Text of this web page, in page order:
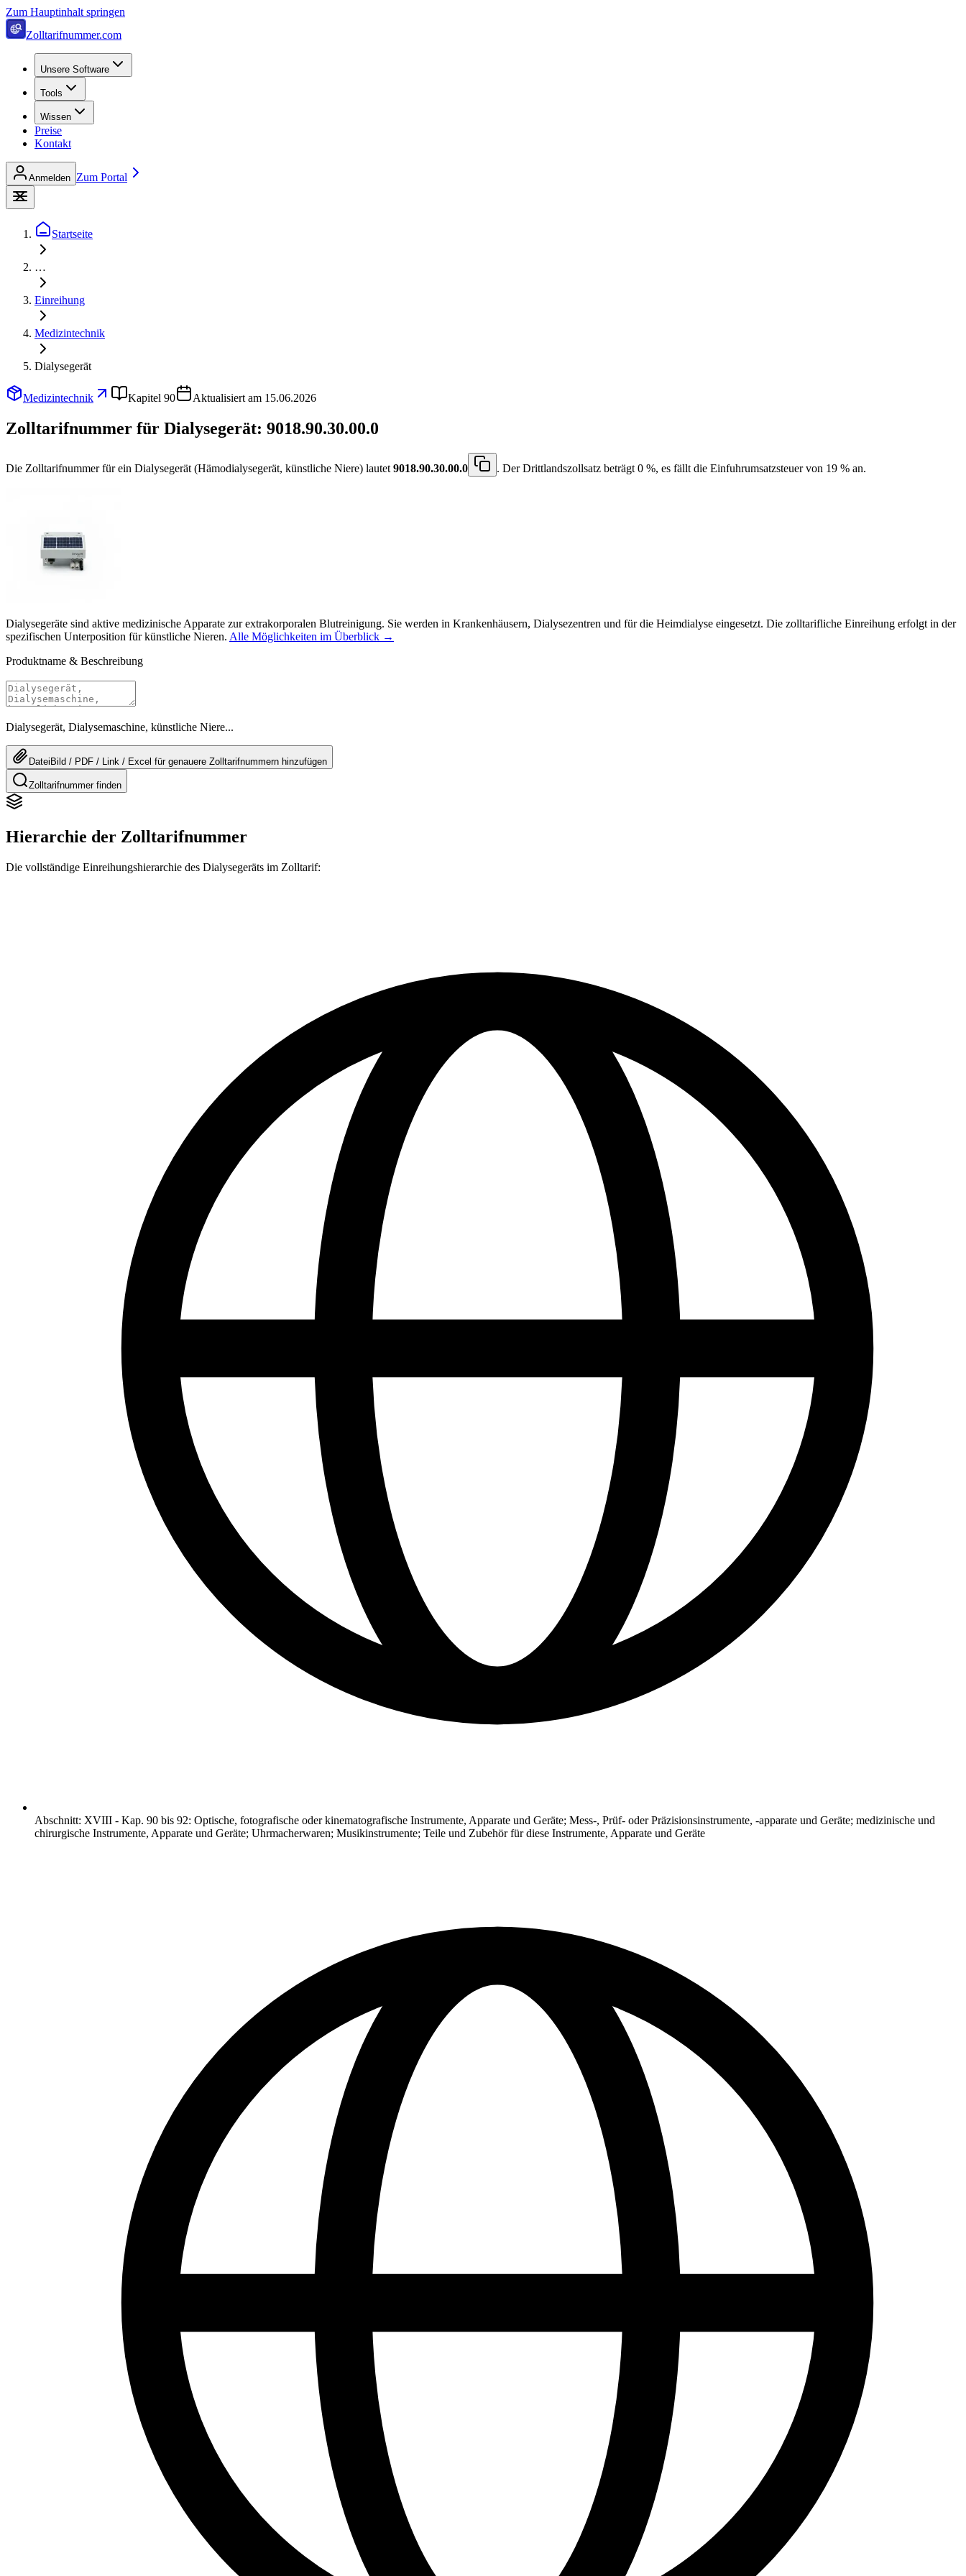
Zum Hauptinhalt springen
Zolltarifnummer.com
Unsere Software
Tools
Wissen
Preise
Kontakt
Anmelden Zum Portal
Startseite
…
Einreihung
Medizintechnik
Dialysegerät
Medizintechnik Kapitel 90 Aktualisiert am 15.06.2026
Zolltarifnummer für Dialysegerät: 9018.90.30.00.0
Die Zolltarifnummer für ein Dialysegerät (Hämodialysegerät, künstliche Niere) lautet 9018.90.30.00.0 . Der Drittlandszollsatz beträgt 0 %, es fällt die Einfuhrumsatzsteuer von 19 % an.
Dialysegeräte sind aktive medizinische Apparate zur extrakorporalen Blutreinigung. Sie werden in Krankenhäusern, Dialysezentren und für die Heimdialyse eingesetzt. Die zolltarifliche Einreihung erfolgt in der
spezifischen Unterposition für künstliche Nieren. Alle Möglichkeiten im Überblick →
Produktname & Beschreibung
Dialysegerät, Dialysemaschine, künstliche Niere...
Datei Bild / PDF / Link / Excel für genauere Zolltarifnummern hinzufügen
Zolltarifnummer finden
Hierarchie der Zolltarifnummer
Die vollständige Einreihungshierarchie des Dialysegeräts im Zolltarif:
Abschnitt: XVIII - Kap. 90 bis 92: Optische, fotografische oder kinematografische Instrumente, Apparate und Geräte; Mess-, Prüf- oder Präzisionsinstrumente, -apparate und Geräte; medizinische und
chirurgische Instrumente, Apparate und Geräte; Uhrmacherwaren; Musikinstrumente; Teile und Zubehör für diese Instrumente, Apparate und Geräte